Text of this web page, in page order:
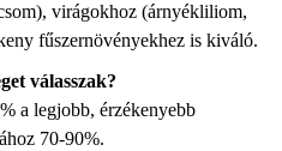
virágokhoz (árnyékliliom,
fűszernövényekhez is kiváló.
válasszak?
a legjobb, érzékenyebb
70-90%.